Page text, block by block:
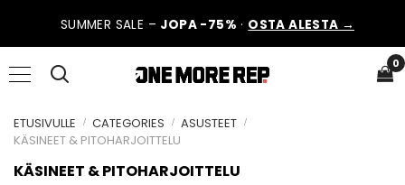
SUMMER SALE – JOPA -75% · OSTA ALESTA →
0
ETUSIVULLE CATEGORIES
ASUSTEET
KÄSINEET & PITOHARJOITTELU
KÄSINEET & PITOHARJOITTELU